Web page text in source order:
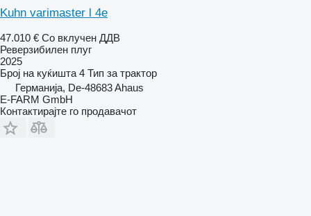
Kuhn varimaster l 4e
47.010 € Со вклучен ДДВ
Реверзибилен плуг
2025
Број на куќишта 4 Тип за трактор
Германија, De-48683 Ahaus
E-FARM GmbH
Контактирајте го продавачот